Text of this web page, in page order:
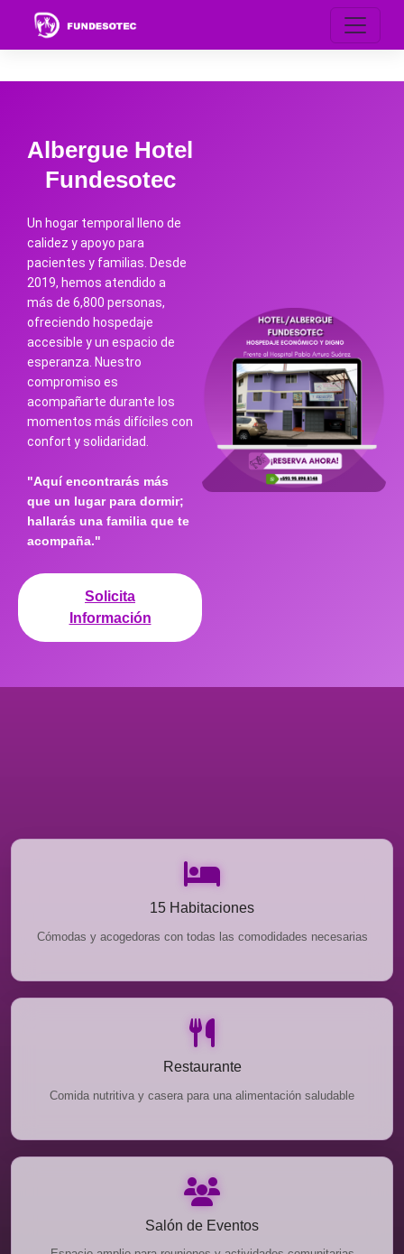
Albergue Hotel
Fundesotec
Un hogar temporal lleno de
calidez y apoyo para
pacientes y familias. Desde
2019, hemos atendido a
más de 6,800 personas,
ofreciendo hospedaje
accesible y un espacio de
esperanza. Nuestro
compromiso es
acompañarte durante los
momentos más difíciles con
confort y solidaridad.
"Aquí encontrarás más
que un lugar para dormir;
hallarás una familia que te
acompaña."
Solicita
Información
15 Habitaciones
Cómodas y acogedoras con todas las comodidades necesarias
Restaurante
Comida nutritiva y casera para una alimentación saludable
Salón de Eventos